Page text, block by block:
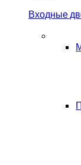
Входные